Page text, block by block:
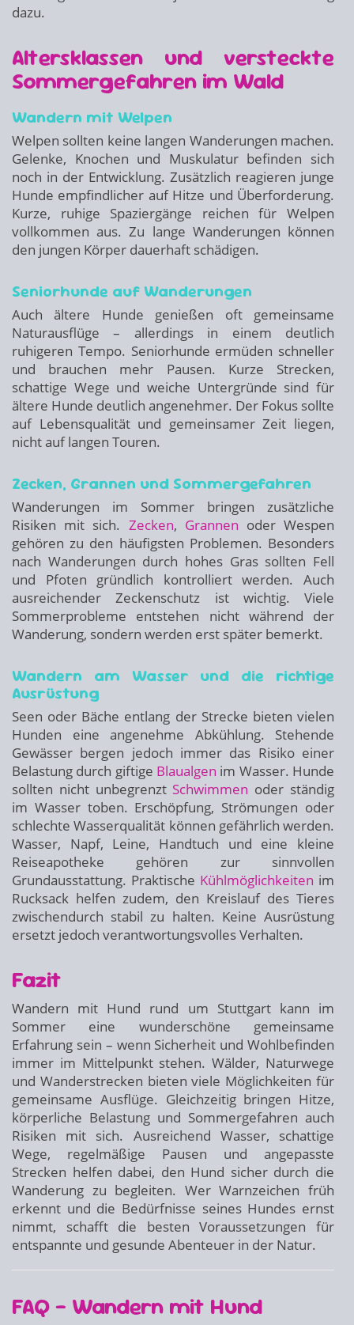
dazu.
Altersklassen und versteckte
Sommergefahren im Wald
Wandern mit Welpen
Welpen sollten keine langen Wanderungen machen.
Gelenke, Knochen und Muskulatur befinden sich
noch in der Entwicklung. Zusätzlich reagieren junge
Hunde empfindlicher auf Hitze und Überforderung.
Kurze, ruhige Spaziergänge reichen für Welpen
vollkommen aus. Zu lange Wanderungen können
den jungen Körper dauerhaft schädigen.
Seniorhunde auf Wanderungen
Auch ältere Hunde genießen oft gemeinsame
Naturausflüge – allerdings in einem deutlich
ruhigeren Tempo. Seniorhunde ermüden schneller
und brauchen mehr Pausen. Kurze Strecken,
schattige Wege und weiche Untergründe sind für
ältere Hunde deutlich angenehmer. Der Fokus sollte
auf Lebensqualität und gemeinsamer Zeit liegen,
nicht auf langen Touren.
Zecken, Grannen und Sommergefahren
Wanderungen im Sommer bringen zusätzliche
Risiken mit sich. Zecken, Grannen oder Wespen
gehören zu den häufigsten Problemen. Besonders
nach Wanderungen durch hohes Gras sollten Fell
und Pfoten gründlich kontrolliert werden. Auch
ausreichender Zeckenschutz ist wichtig. Viele
Sommerprobleme entstehen nicht während der
Wanderung, sondern werden erst später bemerkt.
Wandern am Wasser und die richtige
Ausrüstung
Seen oder Bäche entlang der Strecke bieten vielen
Hunden eine angenehme Abkühlung. Stehende
Gewässer bergen jedoch immer das Risiko einer
Belastung durch giftige Blaualgen im Wasser. Hunde
sollten nicht unbegrenzt Schwimmen oder ständig
im Wasser toben. Erschöpfung, Strömungen oder
schlechte Wasserqualität können gefährlich werden.
Wasser, Napf, Leine, Handtuch und eine kleine
Reiseapotheke gehören zur sinnvollen
Grundausstattung. Praktische Kühlmöglichkeiten im
Rucksack helfen zudem, den Kreislauf des Tieres
zwischendurch stabil zu halten. Keine Ausrüstung
ersetzt jedoch verantwortungsvolles Verhalten.
Fazit
Wandern mit Hund rund um Stuttgart kann im
Sommer eine wunderschöne gemeinsame
Erfahrung sein – wenn Sicherheit und Wohlbefinden
immer im Mittelpunkt stehen. Wälder, Naturwege
und Wanderstrecken bieten viele Möglichkeiten für
gemeinsame Ausflüge. Gleichzeitig bringen Hitze,
körperliche Belastung und Sommergefahren auch
Risiken mit sich. Ausreichend Wasser, schattige
Wege, regelmäßige Pausen und angepasste
Strecken helfen dabei, den Hund sicher durch die
Wanderung zu begleiten. Wer Warnzeichen früh
erkennt und die Bedürfnisse seines Hundes ernst
nimmt, schafft die besten Voraussetzungen für
entspannte und gesunde Abenteuer in der Natur.
FAQ – Wandern mit Hund